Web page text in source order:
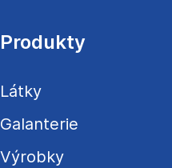
a
í
Produkty
Látky
Galanterie
Výrobky